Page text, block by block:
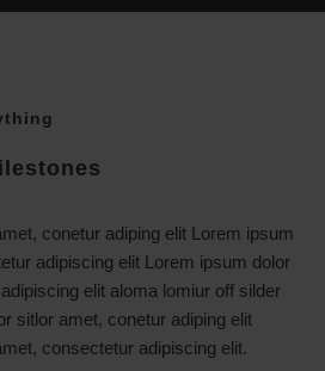
conetur adiping elit Lorem ipsum
adipiscing elit Lorem ipsum dolor
elit aloma lomiur off silder
sitlor amet, conetur adiping elit
consectetur adipiscing elit.